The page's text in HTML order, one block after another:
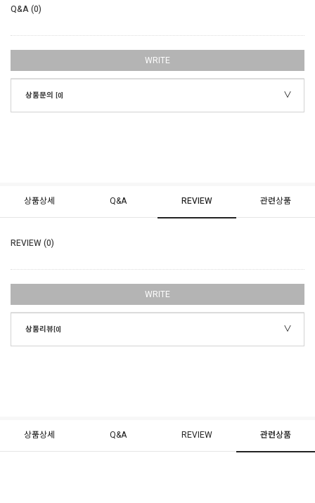
Q&A (0)
WRITE
상품문의 [0]
상품상세 Q&A REVIEW 관련상품
REVIEW (0)
WRITE
상품리뷰[0]
상품상세 Q&A REVIEW 관련상품